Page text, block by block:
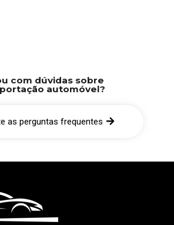
com dúvidas sobre
automóvel?
as perguntas frequentes